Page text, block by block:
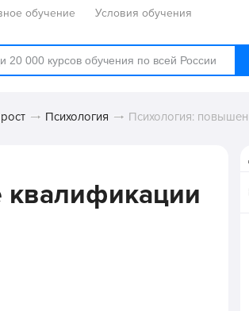
обучение Условия обучения
Психология Психология: